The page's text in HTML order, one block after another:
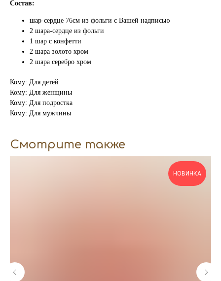
Состав:
шар-сердце 76см из фольги с Вашей надписью
2 шара-сердце из фольги
1 шар с конфетти
2 шара золото хром
2 шара серебро хром
Кому: Для детей
Кому: Для женщины
Кому: Для подростка
Кому: Для мужчины
Смотрите также
НОВИНКА